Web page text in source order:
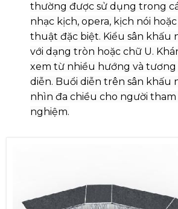
thường được sử dụng trong
nhạc kịch, opera, kịch nói
thuật đặc biệt. Kiểu sân khấu
với dạng tròn hoặc chữ U.
xem từ nhiều hướng và tương
diễn. Buổi diễn trên sân khấu
nhìn đa chiều cho người
nghiệm.